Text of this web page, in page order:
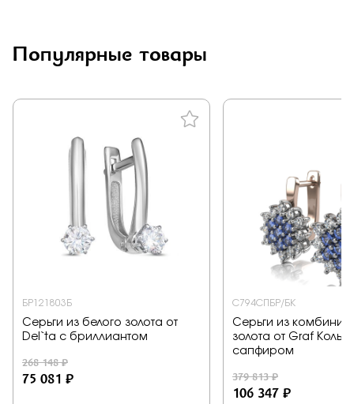
Популярные товары
БР121803Б
Серьги из белого золота от
Del`ta с бриллиантом
268 148 ₽
75 081 ₽
С794СПБР/БК
Серьги из
золота от Graf
сапфиром
379 813 ₽
106 347 ₽
Подтверждаю, что я ознакомлен и согласен с условиями
политики конфиденциальности
Отправить